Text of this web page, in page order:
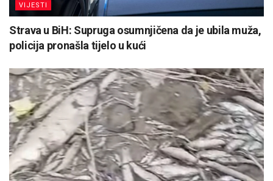
VIJESTI
Strava u BiH: Supruga osumnjičena da je ubila muža,
policija pronašla tijelo u kući